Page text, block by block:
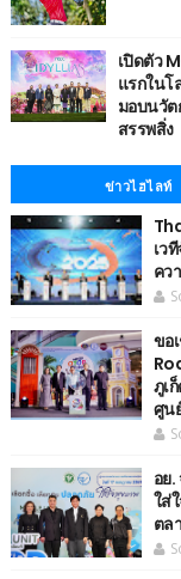
เปิดตัว
แรกในโ
มอบนวัต
สรรพสิ่ง
ข่าวไฮไลท์
เว
คว
ขอ
ภูเ
ศูน
อย
ใส่
ตล